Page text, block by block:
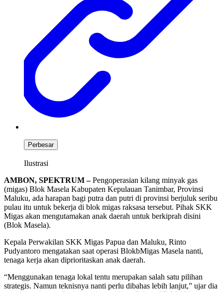
Perbesar
Ilustrasi
AMBON, SPEKTRUM –Pengoperasian kilang minyak gas
(migas) Blok Masela Kabupaten Kepulauan Tanimbar, Provinsi
Maluku, ada harapan bagi putra dan putri di provinsi berjuluk seribu
pulau itu untuk bekerja di blok migas raksasa tersebut. Pihak SKK
Migas akan mengutamakan anak daerah untuk berkiprah disini
(Blok Masela).
Kepala Perwakilan SKK Migas Papua dan Maluku, Rinto
Pudyantoro mengatakan saat operasi BlokbMigas Masela nanti,
tenaga kerja akan diprioritaskan anak daerah.
“Menggunakan tenaga lokal tentu merupakan salah satu pilihan
strategis. Namun teknisnya nanti perlu dibahas lebih lanjut,” ujar dia